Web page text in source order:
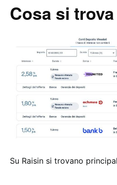
Cosa si
Su Raisin si trovano